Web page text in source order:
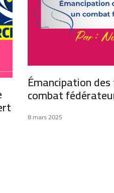
Émancipation
combat
8 mars 2025